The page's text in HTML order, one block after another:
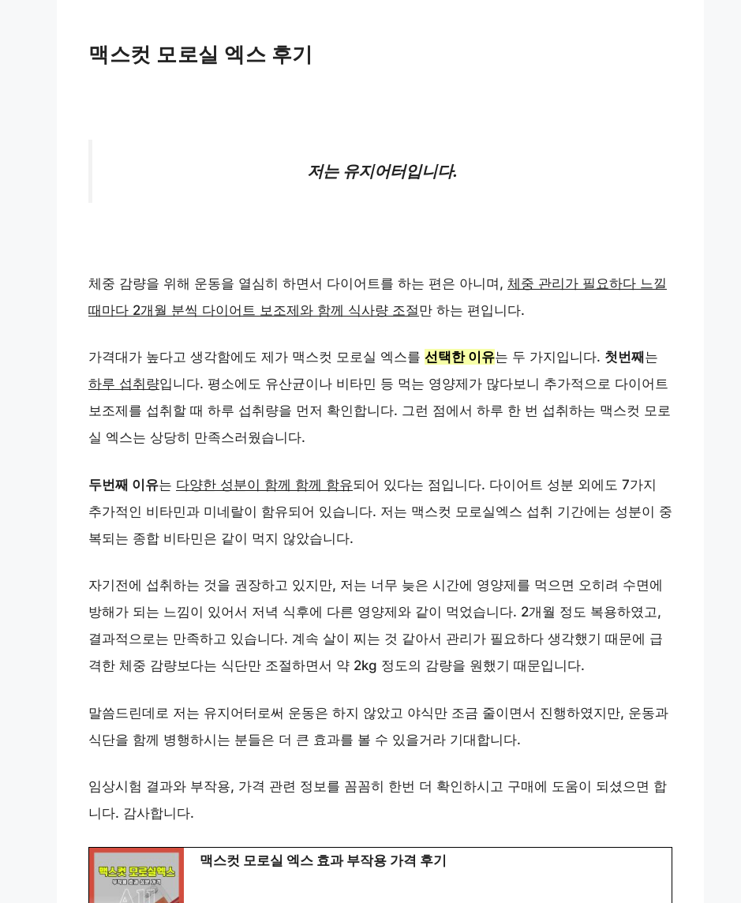
맥스컷 모로실 엑스 후기
저는 유지어터입니다.
체중 감량을 위해 운동을 열심히 하면서 다이어트를 하는 편은 아니며, 체중 관리가 필요하다 느낄
때마다 2개월 분씩 다이어트 보조제와 함께 식사량 조절만 하는 편입니다.
가격대가 높다고 생각함에도 제가 맥스컷 모로실 엑스를 선택한 이유는 두 가지입니다. 첫번째 는
하루 섭취량입니다. 평소에도 유산균이나 비타민 등 먹는 영양제가 많다보니 추가적으로 다이어트
보조제를 섭취할 때 하루 섭취량을 먼저 확인합니다. 그런 점에서 하루 한 번 섭취하는 맥스컷 모로
실 엑스는 상당히 만족스러웠습니다.
두번째 이유는 다양한 성분이 함께 함께 함유되어 있다는 점입니다. 다이어트 성분 외에도 7가지
추가적인 비타민과 미네랄이 함유되어 있습니다. 저는 맥스컷 모로실엑스 섭취 기간에는 성분이 중
복되는 종합 비타민은 같이 먹지 않았습니다.
자기전에 섭취하는 것을 권장하고 있지만, 저는 너무 늦은 시간에 영양제를 먹으면 오히려 수면에
방해가 되는 느낌이 있어서 저녁 식후에 다른 영양제와 같이 먹었습니다. 2개월 정도 복용하였고,
결과적으로는 만족하고 있습니다. 계속 살이 찌는 것 같아서 관리가 필요하다 생각했기 때문에 급
격한 체중 감량보다는 식단만 조절하면서 약 2kg 정도의 감량을 원했기 때문입니다.
말씀드린데로 저는 유지어터로써 운동은 하지 않았고 야식만 조금 줄이면서 진행하였지만, 운동과
식단을 함께 병행하시는 분들은 더 큰 효과를 볼 수 있을거라 기대합니다.
임상시험 결과와 부작용, 가격 관련 정보를 꼼꼼히 한번 더 확인하시고 구매에 도움이 되셨으면 합
니다. 감사합니다.
맥스컷 모로실 엑스 효과 부작용 가격 후기